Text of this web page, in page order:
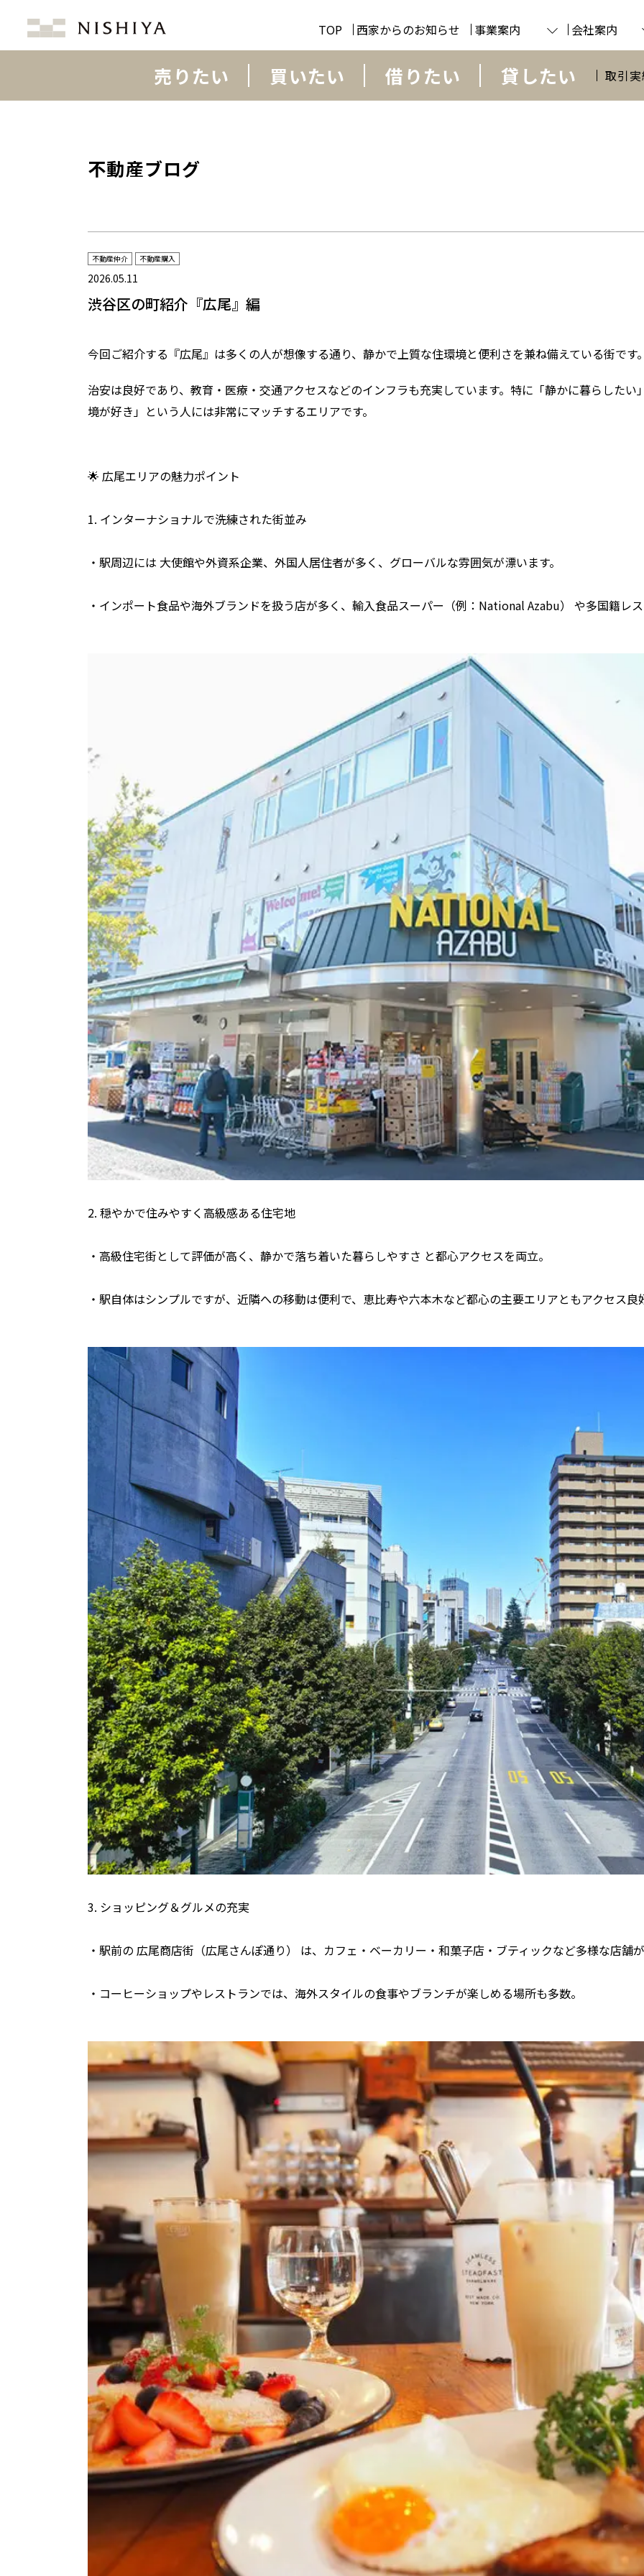
TOP 西家からのお知らせ 事業案内 会社案内
売りたい 買いたい 借りたい 貸したい 取引
不動産ブログ
渋谷区の町紹介『広尾』編
不動産仲介 不動産購入
2026.05.11
今回ご紹介する『広尾』は多くの人が想像する通り、静かで上質な住環境と便利さを兼ね備えている街です
治安は良好であり、教育・医療・交通アクセスなどのインフラも充実しています。特に「静かに暮らした
境が好き」という人には非常にマッチするエリアです。
🌟 広尾エリアの魅力ポイント
1. インターナショナルで洗練された街並み
・駅周辺には 大使館や外資系企業、外国人居住者が多く、グローバルな雰囲気が漂います。
・インポート食品や海外ブランドを扱う店が多く、輸入食品スーパー（例：National Azabu） や多国籍レ
2. 穏やかで住みやすく高級感ある住宅地
・高級住宅街として評価が高く、静かで落ち着いた暮らしやすさ と都心アクセスを両立。
・駅自体はシンプルですが、近隣への移動は便利で、恵比寿や六本木など都心の主要エリアともアクセス良
3. ショッピング＆グルメの充実
・駅前の 広尾商店街（広尾さんぽ通り） は、カフェ・ベーカリー・和菓子店・ブティックなど多様な店舗
・コーヒーショップやレストランでは、海外スタイルの食事やブランチが楽しめる場所も多数。